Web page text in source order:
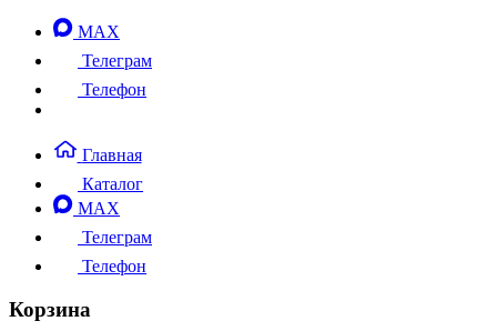
MAX
Телеграм
Телефон
Главная
Каталог
MAX
Телеграм
Телефон
Корзина